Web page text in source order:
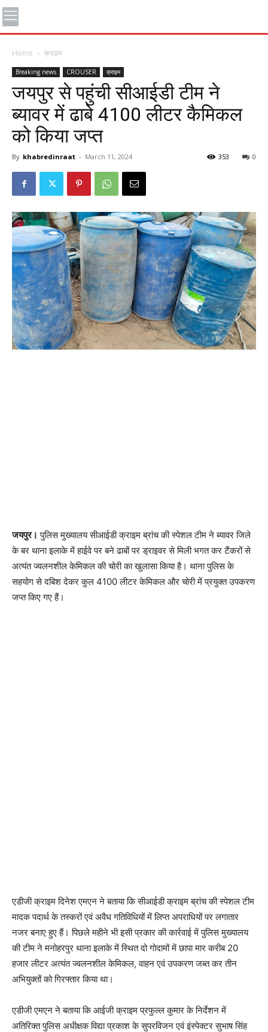
Home क्राइम
Breaking news CROUSER क्राइम
जयपुर से पहुंची सीआईडी टीम ने
ब्यावर में ढाबे 4100 लीटर कैमिकल
को किया जप्त
By khabredinraat - March 11, 2024 0
353
जयपुर। पुलिस मुख्यालय सीआईडी क्राइम ब्रांच की स्पेशल टीम ने ब्यावर जिले
के बर थाना इलाके में हाईवे पर बने ढाबों पर ड्राइवर से मिली भगत कर टैंकरों से
अत्यंत ज्वलनशील केमिकल की चोरी का खुलासा किया है। थाना पुलिस के
सहयोग से दबिश देकर कुल 4100 लीटर केमिकल और चोरी में प्रयुक्त उपकरण
जप्त किए गए हैं।
एडीजी क्राइम दिनेश एमएन ने बताया कि सीआईडी क्राइम ब्रांच की स्पेशल टीम
मादक पदार्थ के तस्करों एवं अवैध गतिविधियों में लिप्त अपराधियों पर लगातार
नजर बनाए हुए हैं। पिछले महीने भी इसी प्रकार की कार्रवाई में पुलिस मुख्यालय
की टीम ने मनोहरपुर थाना इलाके में स्थित दो गोदामों में छापा मार करीब 20
हजार लीटर अत्यंत ज्वलनशील केमिकल, वाहन एवं उपकरण जब्त कर तीन
अभियुक्तों को गिरफ्तार किया था।
एडीजी एमएन ने बताया कि आईजी क्राइम प्रफुल्ल कुमार के निर्देशन में
अतिरिक्त पुलिस अधीक्षक विद्या प्रकाश के सुपरविजन एवं इंस्पेक्टर सुभाष सिंह